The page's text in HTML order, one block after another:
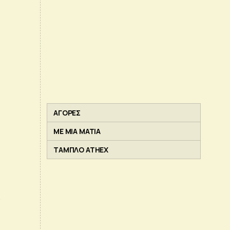
ΑΓΟΡΕΣ
ΜΕ ΜΙΑ ΜΑΤΙΑ
ΤΑΜΠΛΟ ATHEX